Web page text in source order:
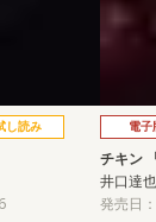
し読み 電子
チキン
井口達
発売日